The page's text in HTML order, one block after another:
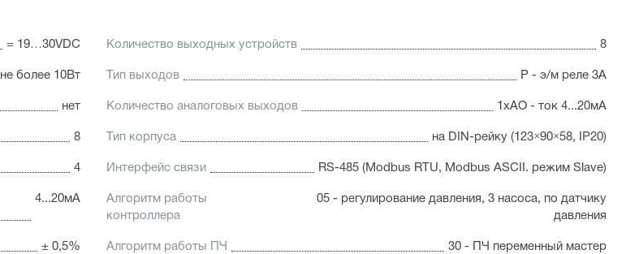
= 19…30VDC Количество выходных устройств 8
не более 10Вт Тип выходов Р - э/м реле 3А
нет Количество аналоговых выходов 1хAO - ток 4...20мА
8 Тип корпуса на DIN-рейку (123×90×58, IP20)
4 Интерфейс связи RS-485 (Modbus RTU, Modbus ASCII. режим Slave)
4...20мА
Алгоритм работы
контроллера
05 - регулирование давления, 3 насоса, по датчику
давления
± 0,5% Алгоритм работы ПЧ 30 - ПЧ переменный мастер